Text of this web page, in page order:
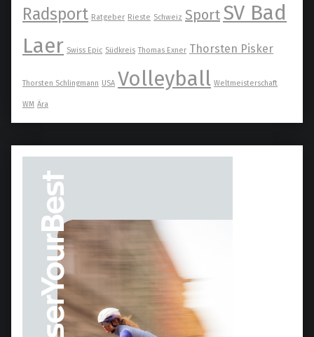
Radsport Ratgeber Rieste Schweiz Sport SV Bad
Laer Swiss Epic Südkreis Thomas Exner Thorsten Pisker
Thorsten Schlingmann USA Volleyball Weltmeisterschaft
WM Ära